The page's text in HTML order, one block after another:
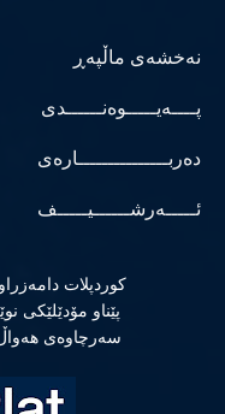
نەخشەی ماڵپەڕ
پــــەیـــــوەنــــــدی
دەربـــــــــــــــارەی
ئـــــەرشــــــیـــــف
كوردپلات
پێناو مۆدێلێكی
سەرچاوەی هەواڵ